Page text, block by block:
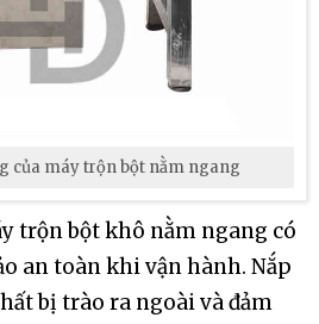
của máy trộn bột nằm ngang
trộn bột khô nằm ngang có
an toàn khi vận hành. Nắp
bị trào ra ngoài và đảm